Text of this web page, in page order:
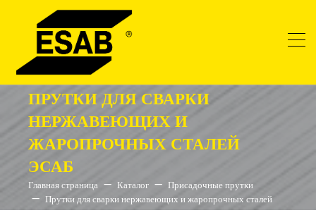
ПРУТКИ ДЛЯ СВАРКИ
НЕРЖАВЕЮЩИХ И
ЖАРОПРОЧНЫХ СТАЛЕЙ
ЭСАБ
Главная страница Каталог
Присадочные прутки
Прутки для сварки нержавеющих и жаропрочных сталей